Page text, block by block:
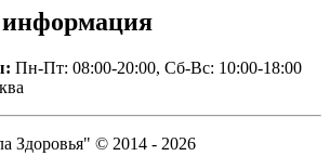
информация
Пн-Пт: 08:00-20:00, Сб-Вс: 10:00-18:00
Здоровья" © 2014 - 2026